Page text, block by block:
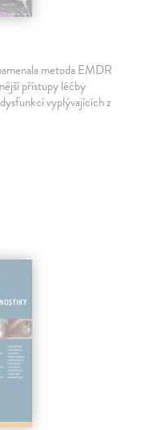
metoda EMDR
přístupy léčby
vyplývajících z